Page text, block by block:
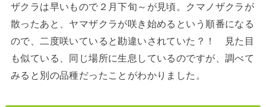
ザクラは早いもので２月下旬～が見頃。クマノザクラが
散ったあと、ヤマザクラが咲き始めるという順番になる
ので、二度咲いていると勘違いされていた？！ 見た目
も似ている、同じ場所に生息しているのですが、調べて
みると別の品種だったことがわかりました。